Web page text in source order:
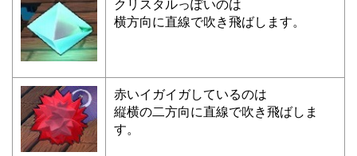
クリスタルっぽいのは
横方向に直線で吹き飛ばします。
赤いイガイガしているのは
縦横の二方向に直線で吹き飛ばしま
す。